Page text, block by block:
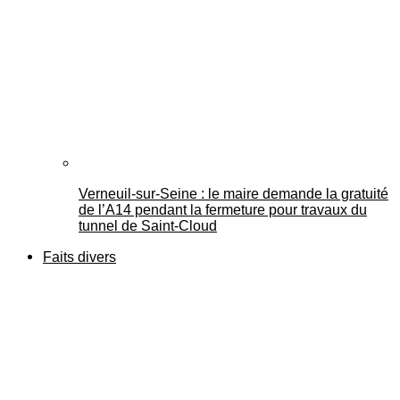
Verneuil-sur-Seine : le maire demande la gratuité
de l’A14 pendant la fermeture pour travaux du
tunnel de Saint-Cloud
Faits divers